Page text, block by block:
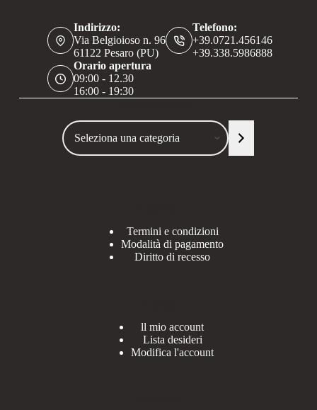
Indirizzo:
Via Belgioioso n. 96
61122 Pesaro (PU)
Telefono:
+39.0721.456146
+39.338.5986888
Orario apertura
09:00 - 12.30
16:00 - 19:30
Seleziona
una
categoria
Termini e condizioni
Modalità di pagamento
Diritto di recesso
ll mio account
Lista desideri
Modifica l'account